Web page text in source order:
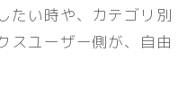
たい時や、カテゴリ別
スユーザー側が、自由